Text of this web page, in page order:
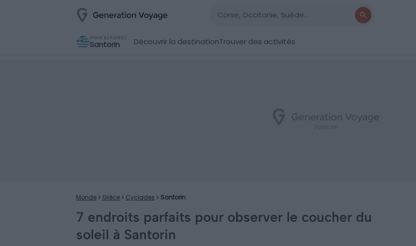
VOUS EXPLOREZ
Santorin Découvrir la destinationTrouver des activités
Monde Grèce Cyclades Santorin
7 endroits parfaits pour observer le coucher du
soleil à Santorin